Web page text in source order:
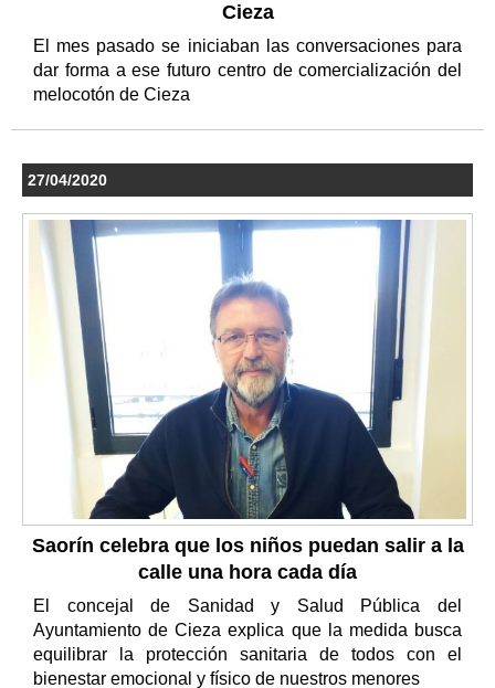
Cieza
El mes pasado se iniciaban las conversaciones para
dar forma a ese futuro centro de comercialización del
melocotón de Cieza
27/04/2020
Saorín celebra que los niños puedan salir a la
calle una hora cada día
El concejal de Sanidad y Salud Pública del
Ayuntamiento de Cieza explica que la medida busca
equilibrar la protección sanitaria de todos con el
bienestar emocional y físico de nuestros menores